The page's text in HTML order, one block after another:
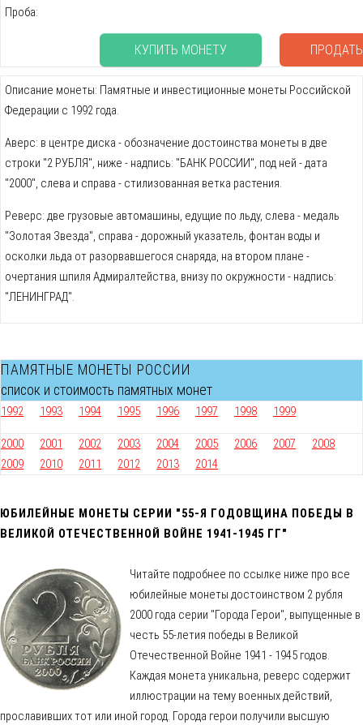
Проба:
КУПИТЬ МОНЕТУ
Описание монеты: Памятные и инвестиционные монеты Российской
Федерации с 1992 года.
Аверс: в центре диска - обозначение достоинства монеты в две
строки "2 РУБЛЯ", ниже - надпись: "БАНК РОССИИ", под ней - дата
"2000", слева и справа - стилизованная ветка растения.
Реверс: две грузовые автомашины, едущие по льду, слева - медаль
"Золотая Звезда", справа - дорожный указатель, фонтан воды и
осколки льда от разорвавшегося снаряда, на втором плане -
очертания шпиля Адмиралтейства, внизу по окружности - надпись:
"ЛЕНИНГРАД".
ПАМЯТНЫЕ МОНЕТЫ РОССИИ
список и стоимость памятных монет
1992 1993 1994 1995 1996 1997 1998 1999
2000 2001 2002 2003 2004 2005 2006 2007
2008
2009
2010 2011 2012 2013 2014
ЮБИЛЕЙНЫЕ МОНЕТЫ СЕРИИ "55-Я ГОДОВЩИНА ПОБЕДЫ В
ВЕЛИКОЙ ОТЕЧЕСТВЕННОЙ ВОЙНЕ 1941-1945 ГГ"
Читайте подробнее по ссылке ниже про все
юбилейные монеты достоинством 2 рубля
2000 года серии "Города Герои", выпущенные в
честь 55-летия победы в Великой
Отечественной Войне 1941 - 1945 годов.
Каждая монета уникальна, реверс содержит
иллюстрации на тему военных действий,
прославивших тот или иной город. Города герои получили высшую